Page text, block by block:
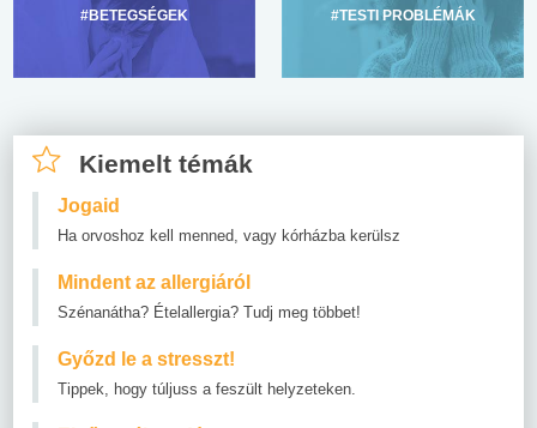
#BETEGSÉGEK #TESTI PROBLÉMÁK
Kiemelt témák
Jogaid
Ha orvoshoz kell menned, vagy kórházba kerülsz
Mindent az allergiáról
Szénanátha? Ételallergia? Tudj meg többet!
Győzd le a stresszt!
Tippek, hogy túljuss a feszült helyzeteken.